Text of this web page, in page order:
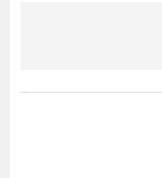
học, thông tin liên
trúng tuyển, cở sở